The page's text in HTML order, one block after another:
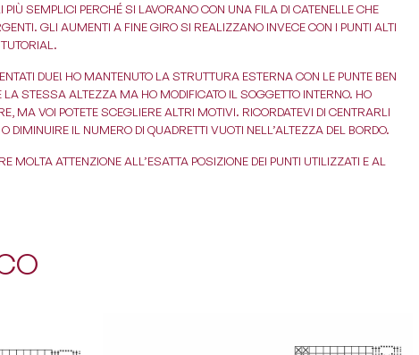
SEMPLICI PERCHÉ SI LAVORANO CON UNA FILA DI CATENELLE CHE
GLI AUMENTI A FINE GIRO SI REALIZZANO INVECE CON I PUNTI ALTI
DUE! HO MANTENUTO LA STRUTTURA ESTERNA CON LE PUNTE BEN
STESSA ALTEZZA MA HO MODIFICATO IL SOGGETTO INTERNO. HO
MA VOI POTETE SCEGLIERE ALTRI MOTIVI. RICORDATEVI DI CENTRARLI
DIMINUIRE IL NUMERO DI QUADRETTI VUOTI NELL’ALTEZZA DEL BORDO.
MOLTA ATTENZIONE ALL’ESATTA POSIZIONE DEI PUNTI UTILIZZATI E AL